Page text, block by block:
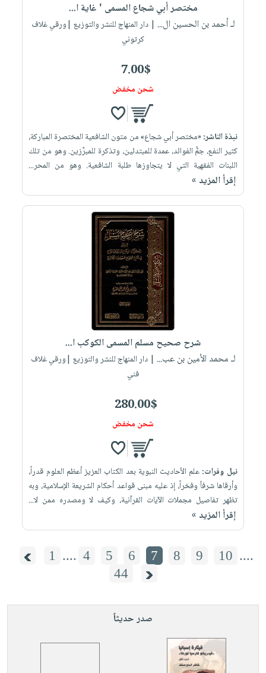
مختصر أبي شجاع المسمى ' غاية ا...
لـ أحمد بن الحسين ال... | دار المنهاج للنشر والتوزيع |ورقي غلاف
كرتوني
7.00$
شحن مخفض
نبذة الناشر: «مختصر أبي شجاع» من متون الشافعية المختصرة المباركة،
كثير النفع، جمُّ الفوائد، عمدة للمبتدئين، وتذكرة للمبرِّزين. وهو من تلك
اللبنات الفقهية التي لا يتجاوزها طلبة الشافعية. وهو من المحر...
إقرأ المزيد »
شرح صحيح مسلم المسمى الكوكب ا...
لـ محمد الأمين بن عب... | دار المنهاج للنشر والتوزيع |ورقي غلاف
فني
280.00$
شحن مخفض
نيل وفرات: علم الأحاديث النبوية بعد الكتاب العزيز أعظم العلوم قدراً،
وأرقاها شرفاً وفخراً، إذ عليه مبنى قواعد أحكام الشريعة الإسلامية، وبه
تظهر تفاصيل مجملات الآيات القرآنية، وكيف لا ومصدره ممن لا...
إقرأ المزيد »
1 .... 4 5 6 7 8 9 10 ....
44
صدر حديثاً